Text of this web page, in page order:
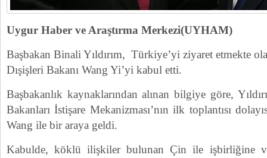
Uygur Haber ve Araştırma Merkezi(UYHAM)
Başbakan Binali Yıldırım, Türkiye’yi ziyaret etmekte
Dışişleri Bakanı Wang Yi’yi kabul etti.
Başbakanlık kaynaklarından alınan bilgiye göre,
Bakanları İstişare Mekanizması’nın ilk toplantısı
Wang ile bir araya geldi.
Kabulde, köklü ilişkiler bulunan Çin ile işbirliğine